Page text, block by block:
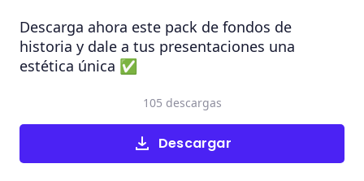
Descarga ahora este pack de fondos de
historia y dale a tus presentaciones una
estética única ✅
Descargar
105 descargas